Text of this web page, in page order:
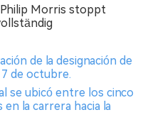
Morris stoppt
de la designación de
de octubre.
se ubicó entre los cinco
la carrera hacia la